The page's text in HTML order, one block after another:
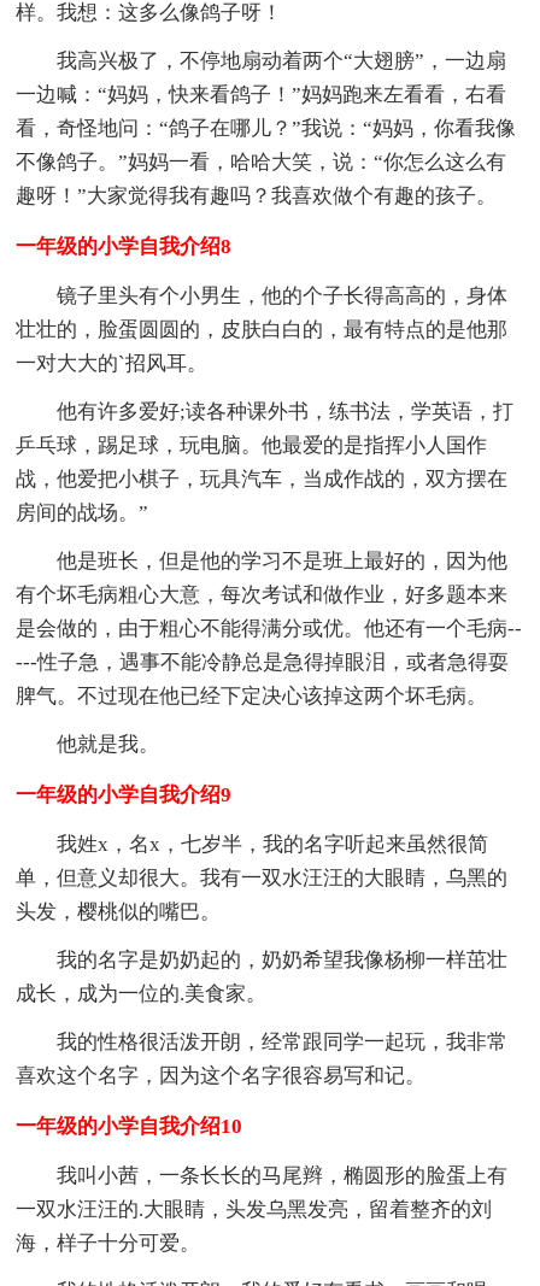
样。我想：这多么像鸽子呀！
我高兴极了，不停地扇动着两个“大翅膀”，一边扇
一边喊：“妈妈，快来看鸽子！”妈妈跑来左看看，右看
看，奇怪地问：“鸽子在哪儿？”我说：“妈妈，你看我像
不像鸽子。”妈妈一看，哈哈大笑，说：“你怎么这么有
趣呀！”大家觉得我有趣吗？我喜欢做个有趣的孩子。
一年级的小学自我介绍8
镜子里头有个小男生，他的个子长得高高的，身体
壮壮的，脸蛋圆圆的，皮肤白白的，最有特点的是他那
一对大大的`招风耳。
他有许多爱好;读各种课外书，练书法，学英语，打
乒乓球，踢足球，玩电脑。他最爱的是指挥小人国作
战，他爱把小棋子，玩具汽车，当成作战的，双方摆在
房间的战场。”
他是班长，但是他的学习不是班上最好的，因为他
有个坏毛病粗心大意，每次考试和做作业，好多题本来
是会做的，由于粗心不能得满分或优。他还有一个毛病--
---性子急，遇事不能冷静总是急得掉眼泪，或者急得耍
脾气。不过现在他已经下定决心该掉这两个坏毛病。
他就是我。
一年级的小学自我介绍9
我姓x，名x，七岁半，我的名字听起来虽然很简
单，但意义却很大。我有一双水汪汪的大眼睛，乌黑的
头发，樱桃似的嘴巴。
我的名字是奶奶起的，奶奶希望我像杨柳一样茁壮
成长，成为一位的.美食家。
我的性格很活泼开朗，经常跟同学一起玩，我非常
喜欢这个名字，因为这个名字很容易写和记。
一年级的小学自我介绍10
我叫小茜，一条长长的马尾辫，椭圆形的脸蛋上有
一双水汪汪的.大眼睛，头发乌黑发亮，留着整齐的刘
海，样子十分可爱。